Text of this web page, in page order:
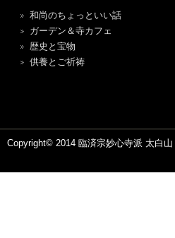
和尚のちょっといい話
ガーデン＆寺カフェ
歴史と宝物
供養とご祈祷
Copyright© 2014 臨済宗妙心寺派 太白